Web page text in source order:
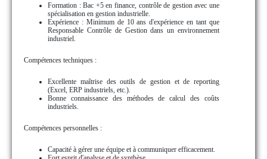
Formation : Bac +5 en finance, contrôle de gestion avec une
spécialisation en gestion industrielle.
Expérience : Minimum de 10 ans d'expérience en tant que
Responsable Contrôle de Gestion dans un environnement
industriel.
Compétences techniques :
Excellente maîtrise des outils de gestion et de reporting
(Excel, ERP industriels, etc.).
Bonne connaissance des méthodes de calcul des coûts
industriels.
Compétences personnelles :
Capacité à gérer une équipe et à communiquer efficacement.